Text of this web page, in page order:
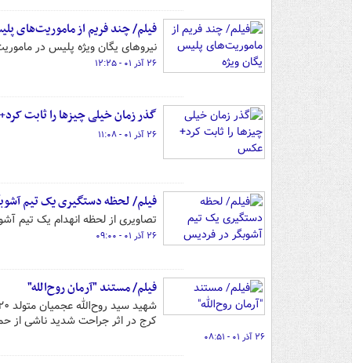
فیلم/ چند فریم از ماموریت‌های
نیروهای یگان ویژه پلیس در
۲۶ آذر ۰۱ - ۱۲:۲۵
گذر زمان خیلی چیزها را ثابت
۲۶ آذر ۰۱ - ۱۱:۰۸
فیلم/ لحظه دستگیری یک تیم
تصاویری از لحظه انهدام یک تیم آشوبگر در
۲۶ آذر ۰۱ - ۰۹:۰۰
فیلم/ مستند "آرمان روح‌الله"
کرج در اثر جراحت شدید ناشی از
۲۶ آذر ۰۱ - ۰۸:۵۱